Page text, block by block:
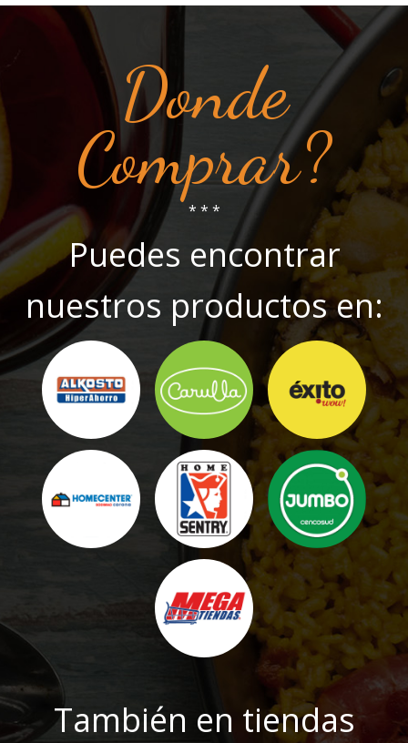
Donde
Comprar?
* * *
Puedes encontrar
nuestros productos en:
También en tiendas